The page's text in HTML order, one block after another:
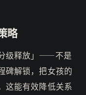
略
级释放」——不是
碑解锁，把女孩的
这能有效降低关系